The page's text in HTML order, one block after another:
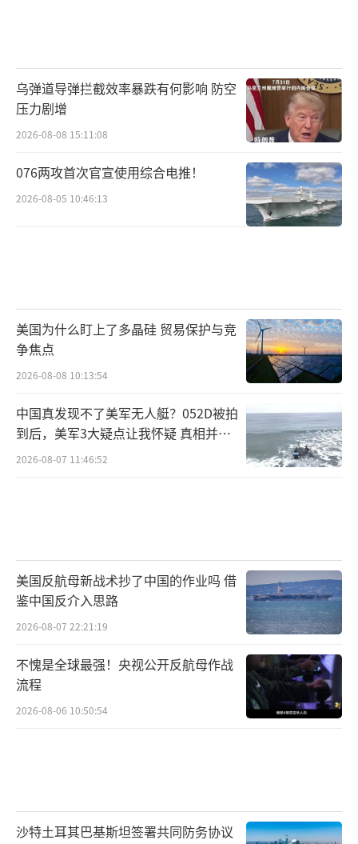
乌弹道导弹拦截效率暴跌有何影响 防空
压力剧增
2026-08-08 15:11:08
076两攻首次官宣使用综合电推！
2026-08-05 10:46:13
美国为什么盯上了多晶硅 贸易保护与竞
争焦点
2026-08-08 10:13:54
中国真发现不了美军无人艇？052D被拍
到后，美军3大疑点让我怀疑 真相并非
如此
2026-08-07 11:46:52
美国反航母新战术抄了中国的作业吗 借
鉴中国反介入思路
2026-08-07 22:21:19
不愧是全球最强！央视公开反航母作战
流程
2026-08-06 10:50:54
沙特土耳其巴基斯坦签署共同防务协议